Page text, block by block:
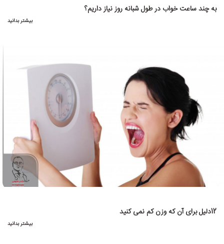
به چند ساعت خواب در طول شبانه روز نیاز داریم؟
بیشتر بدانید
بیشتر بدانید